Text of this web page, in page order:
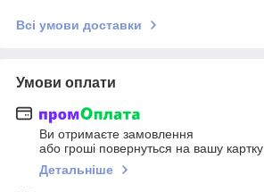
Всі умови доставки
Умови оплати
Ви отримаєте замовлення
або гроші повернуться на вашу картку
Детальніше